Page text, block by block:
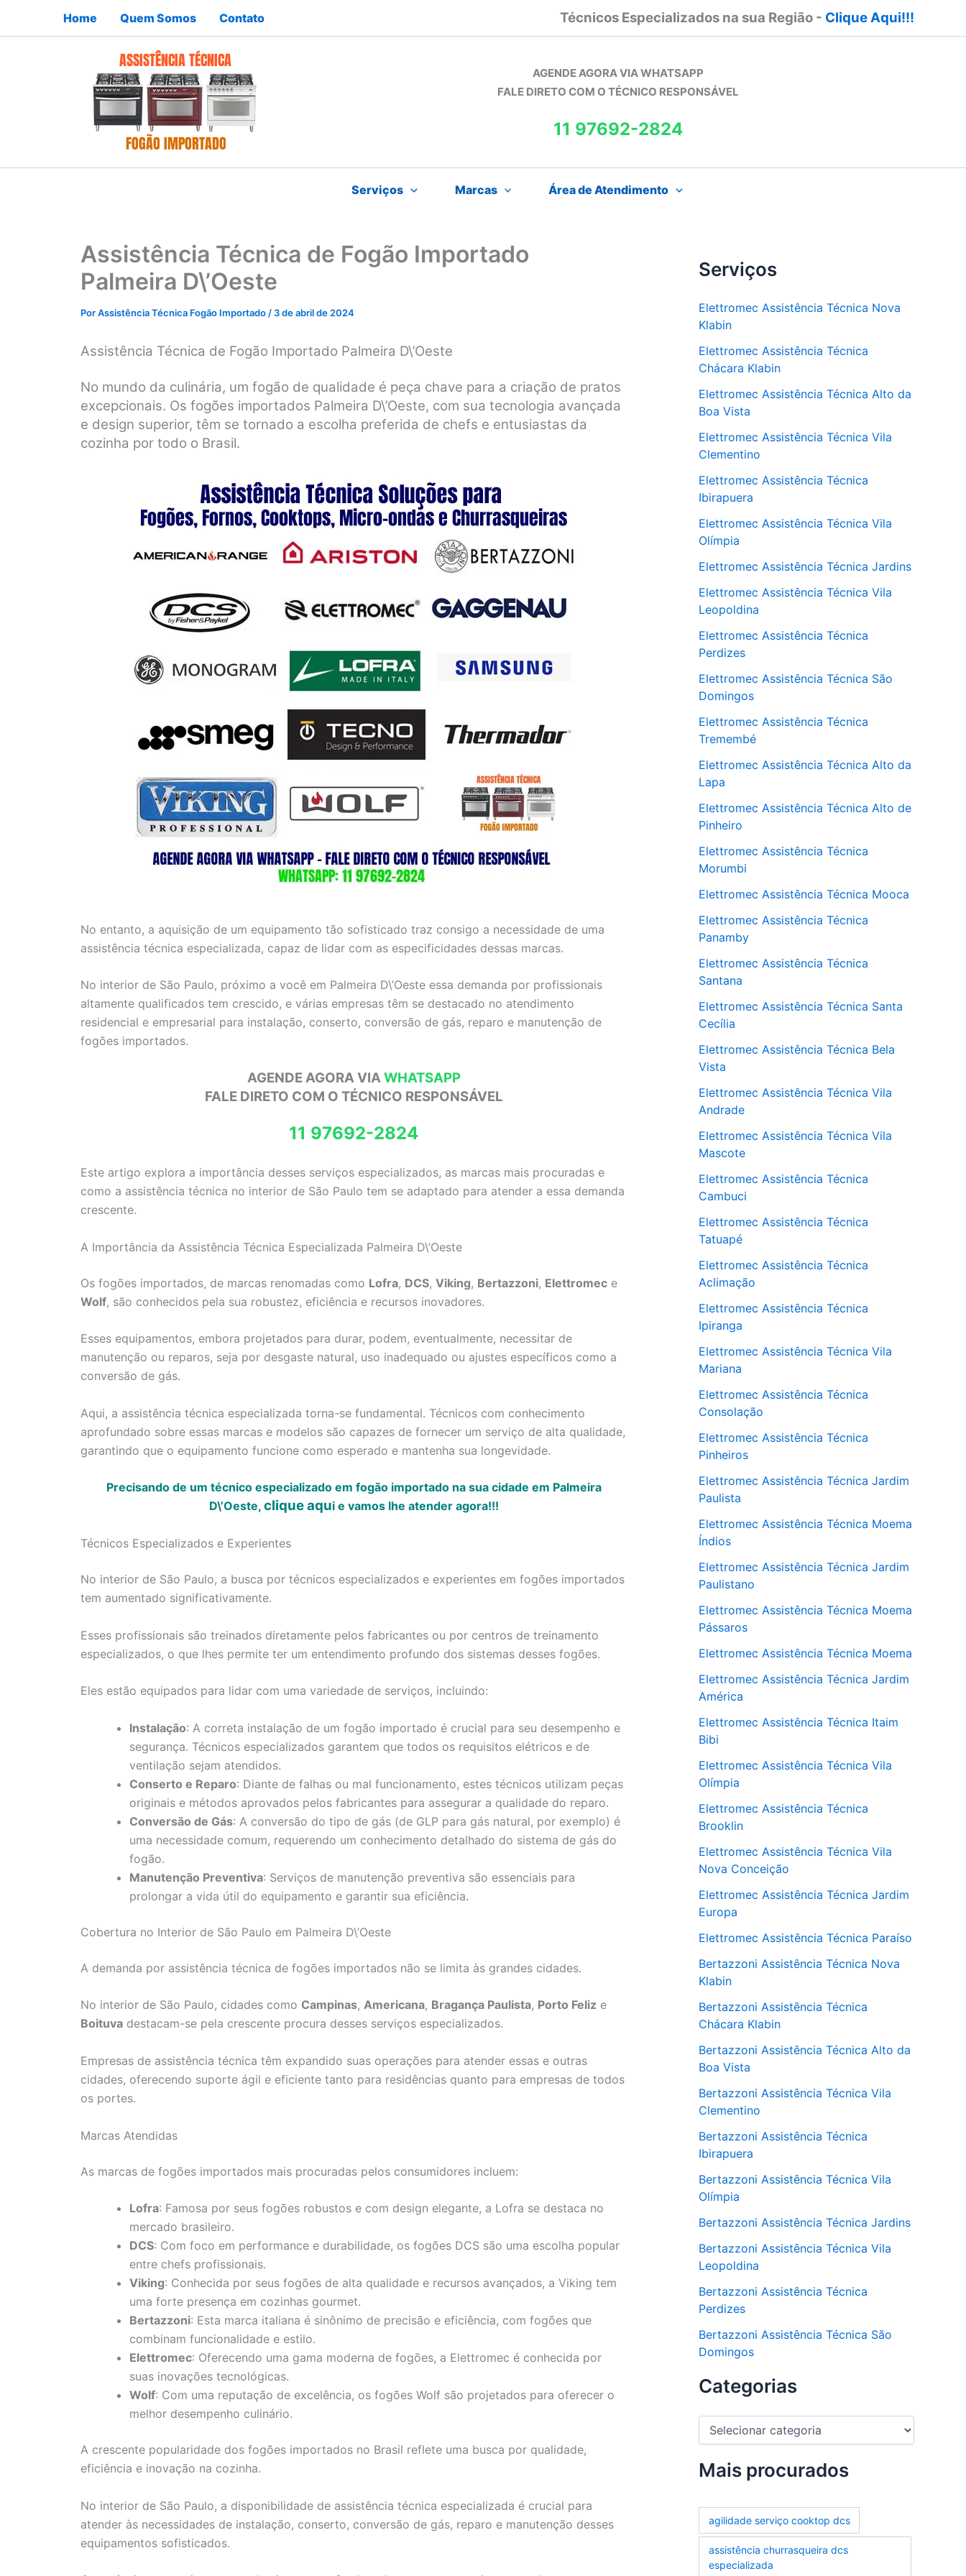
Home Quem Somos Contato Técnicos Especializados na sua Região - Clique Aqui!!!
AGENDE AGORA VIA WHATSAPP
FALE DIRETO COM O TÉCNICO RESPONSÁVEL
11 97692-2824
Serviços Marcas Área de Atendimento
Assistência Técnica de Fogão Importado
Palmeira D\’Oeste
PorAssistência Técnica Fogão Importado / 3 de abril de 2024
Assistência Técnica de Fogão Importado Palmeira D\’Oeste
No mundo da culinária, um fogão de qualidade é peça chave para a criação de pratos
excepcionais. Os fogões importados Palmeira D\’Oeste, com sua tecnologia avançada
e design superior, têm se tornado a escolha preferida de chefs e entusiastas da
cozinha por todo o Brasil.
No entanto, a aquisição de um equipamento tão sofisticado traz consigo a necessidade de uma
assistência técnica especializada, capaz de lidar com as especificidades dessas marcas.
No interior de São Paulo, próximo a você em Palmeira D\’Oeste essa demanda por profissionais
altamente qualificados tem crescido, e várias empresas têm se destacado no atendimento
residencial e empresarial para instalação, conserto, conversão de gás, reparo e manutenção de
fogões importados.
AGENDE AGORA VIAWHATSAPP
FALE DIRETO COM O TÉCNICO RESPONSÁVEL
11 97692-2824
Este artigo explora a importância desses serviços especializados, as marcas mais procuradas e
como a assistência técnica no interior de São Paulo tem se adaptado para atender a essa demanda
crescente.
A Importância da Assistência Técnica Especializada Palmeira D\’Oeste
Os fogões importados, de marcas renomadas como Lofra, DCS, Viking, Bertazzoni, Elettromec e
Wolf, são conhecidos pela sua robustez, eficiência e recursos inovadores.
Esses equipamentos, embora projetados para durar, podem, eventualmente, necessitar de
manutenção ou reparos, seja por desgaste natural, uso inadequado ou ajustes específicos como a
conversão de gás.
Aqui, a assistência técnica especializada torna-se fundamental. Técnicos com conhecimento
aprofundado sobre essas marcas e modelos são capazes de fornecer um serviço de alta qualidade,
garantindo que o equipamento funcione como esperado e mantenha sua longevidade.
Precisando de um técnico especializado em fogão importado na sua cidade em Palmeira
D\’Oeste, clique aquie vamos lhe atender agora!!!
Técnicos Especializados e Experientes
No interior de São Paulo, a busca por técnicos especializados e experientes em fogões importados
tem aumentado significativamente.
Esses profissionais são treinados diretamente pelos fabricantes ou por centros de treinamento
especializados, o que lhes permite ter um entendimento profundo dos sistemas desses fogões.
Eles estão equipados para lidar com uma variedade de serviços, incluindo:
Instalação: A correta instalação de um fogão importado é crucial para seu desempenho e
segurança. Técnicos especializados garantem que todos os requisitos elétricos e de
ventilação sejam atendidos.
Conserto e Reparo: Diante de falhas ou mal funcionamento, estes técnicos utilizam peças
originais e métodos aprovados pelos fabricantes para assegurar a qualidade do reparo.
Conversão de Gás: A conversão do tipo de gás (de GLP para gás natural, por exemplo) é
uma necessidade comum, requerendo um conhecimento detalhado do sistema de gás do
fogão.
Manutenção Preventiva: Serviços de manutenção preventiva são essenciais para
prolongar a vida útil do equipamento e garantir sua eficiência.
Cobertura no Interior de São Paulo em Palmeira D\’Oeste
A demanda por assistência técnica de fogões importados não se limita às grandes cidades.
No interior de São Paulo, cidades como Campinas, Americana, Bragança Paulista, Porto Feliz e
Boituva destacam-se pela crescente procura desses serviços especializados.
Empresas de assistência técnica têm expandido suas operações para atender essas e outras
cidades, oferecendo suporte ágil e eficiente tanto para residências quanto para empresas de todos
os portes.
Marcas Atendidas
As marcas de fogões importados mais procuradas pelos consumidores incluem:
Lofra: Famosa por seus fogões robustos e com design elegante, a Lofra se destaca no
mercado brasileiro.
DCS: Com foco em performance e durabilidade, os fogões DCS são uma escolha popular
entre chefs profissionais.
Viking: Conhecida por seus fogões de alta qualidade e recursos avançados, a Viking tem
uma forte presença em cozinhas gourmet.
Bertazzoni: Esta marca italiana é sinônimo de precisão e eficiência, com fogões que
combinam funcionalidade e estilo.
Elettromec: Oferecendo uma gama moderna de fogões, a Elettromec é conhecida por
suas inovações tecnológicas.
Wolf: Com uma reputação de excelência, os fogões Wolf são projetados para oferecer o
melhor desempenho culinário.
A crescente popularidade dos fogões importados no Brasil reflete uma busca por qualidade,
eficiência e inovação na cozinha.
No interior de São Paulo, a disponibilidade de assistência técnica especializada é crucial para
atender às necessidades de instalação, conserto, conversão de gás, reparo e manutenção desses
equipamentos sofisticados.
Serviços
Elettromec Assistência Técnica Nova
Klabin
Elettromec Assistência Técnica
Chácara Klabin
Elettromec Assistência Técnica Alto da
Boa Vista
Elettromec Assistência Técnica Vila
Clementino
Elettromec Assistência Técnica
Ibirapuera
Elettromec Assistência Técnica Vila
Olímpia
Elettromec Assistência Técnica Jardins
Elettromec Assistência Técnica Vila
Leopoldina
Elettromec Assistência Técnica
Perdizes
Elettromec Assistência Técnica São
Domingos
Elettromec Assistência Técnica
Tremembé
Elettromec Assistência Técnica Alto da
Lapa
Elettromec Assistência Técnica Alto de
Pinheiro
Elettromec Assistência Técnica
Morumbi
Elettromec Assistência Técnica Mooca
Elettromec Assistência Técnica
Panamby
Elettromec Assistência Técnica
Santana
Elettromec Assistência Técnica Santa
Cecília
Elettromec Assistência Técnica Bela
Vista
Elettromec Assistência Técnica Vila
Andrade
Elettromec Assistência Técnica Vila
Mascote
Elettromec Assistência Técnica
Cambuci
Elettromec Assistência Técnica
Tatuapé
Elettromec Assistência Técnica
Aclimação
Elettromec Assistência Técnica
Ipiranga
Elettromec Assistência Técnica Vila
Mariana
Elettromec Assistência Técnica
Consolação
Elettromec Assistência Técnica
Pinheiros
Elettromec Assistência Técnica Jardim
Paulista
Elettromec Assistência Técnica Moema
Índios
Elettromec Assistência Técnica Jardim
Paulistano
Elettromec Assistência Técnica Moema
Pássaros
Elettromec Assistência Técnica Moema
Elettromec Assistência Técnica Jardim
América
Elettromec Assistência Técnica Itaim
Bibi
Elettromec Assistência Técnica Vila
Olímpia
Elettromec Assistência Técnica
Brooklin
Elettromec Assistência Técnica Vila
Nova Conceição
Elettromec Assistência Técnica Jardim
Europa
Elettromec Assistência Técnica Paraíso
Bertazzoni Assistência Técnica Nova
Klabin
Bertazzoni Assistência Técnica
Chácara Klabin
Bertazzoni Assistência Técnica Alto da
Boa Vista
Bertazzoni Assistência Técnica Vila
Clementino
Bertazzoni Assistência Técnica
Ibirapuera
Bertazzoni Assistência Técnica Vila
Olímpia
Bertazzoni Assistência Técnica Jardins
Bertazzoni Assistência Técnica Vila
Leopoldina
Bertazzoni Assistência Técnica
Perdizes
Bertazzoni Assistência Técnica São
Domingos
Categorias
C
e
g
r
a
Mais procurados
agilidade serviço cooktop dcs
assistência churrasqueira dcs
especializada